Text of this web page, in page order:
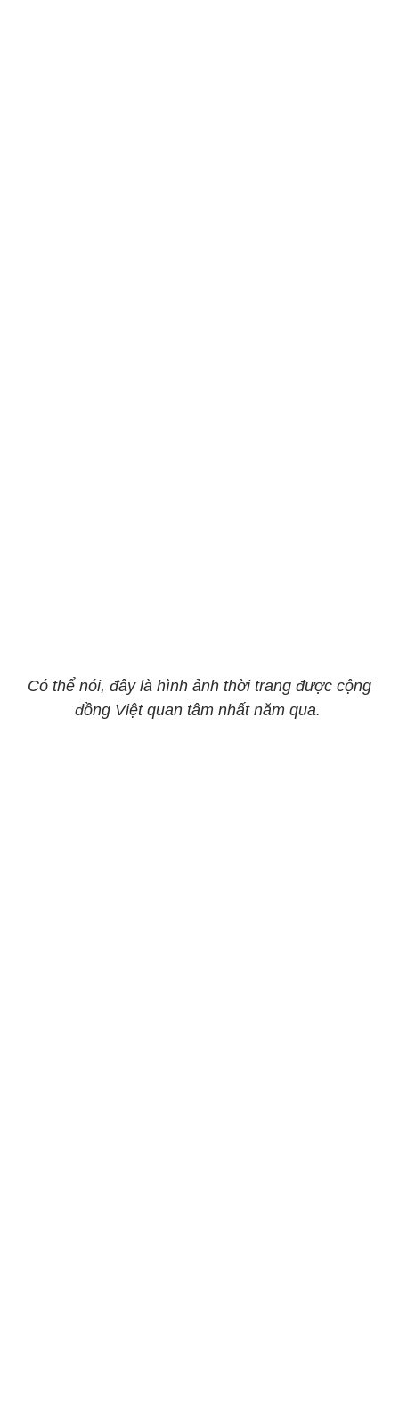
Có thể nói, đây là hình ảnh thời trang được cộng
đồng Việt quan tâm nhất năm qua.